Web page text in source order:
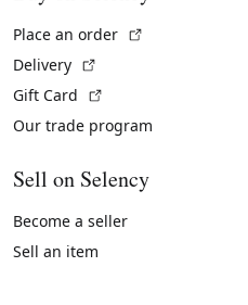
Place an order
Delivery
Gift Card
Our trade program
Sell on Selency
Become a seller
Sell an item